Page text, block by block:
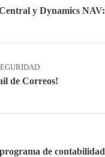
y Dynamics NAV:
de Correos!
de contabilidad